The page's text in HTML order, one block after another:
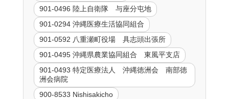
901-0496 陸上自衛隊 与座分屯地
901-0294 沖縄医療生活協同組合
901-0592 八重瀬町役場 具志頭出張所
901-0495 沖縄県農業協同組合 東風平支店
901-0493 特定医療法人 沖縄徳洲会 南部徳
洲会病院
900-8533 Nishisakicho